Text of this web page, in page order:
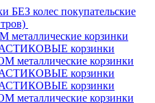
БЕЗ колес покупательские
металлические корзинки
корзинки
металлические корзинки
корзинки
корзинки
металлические корзинки